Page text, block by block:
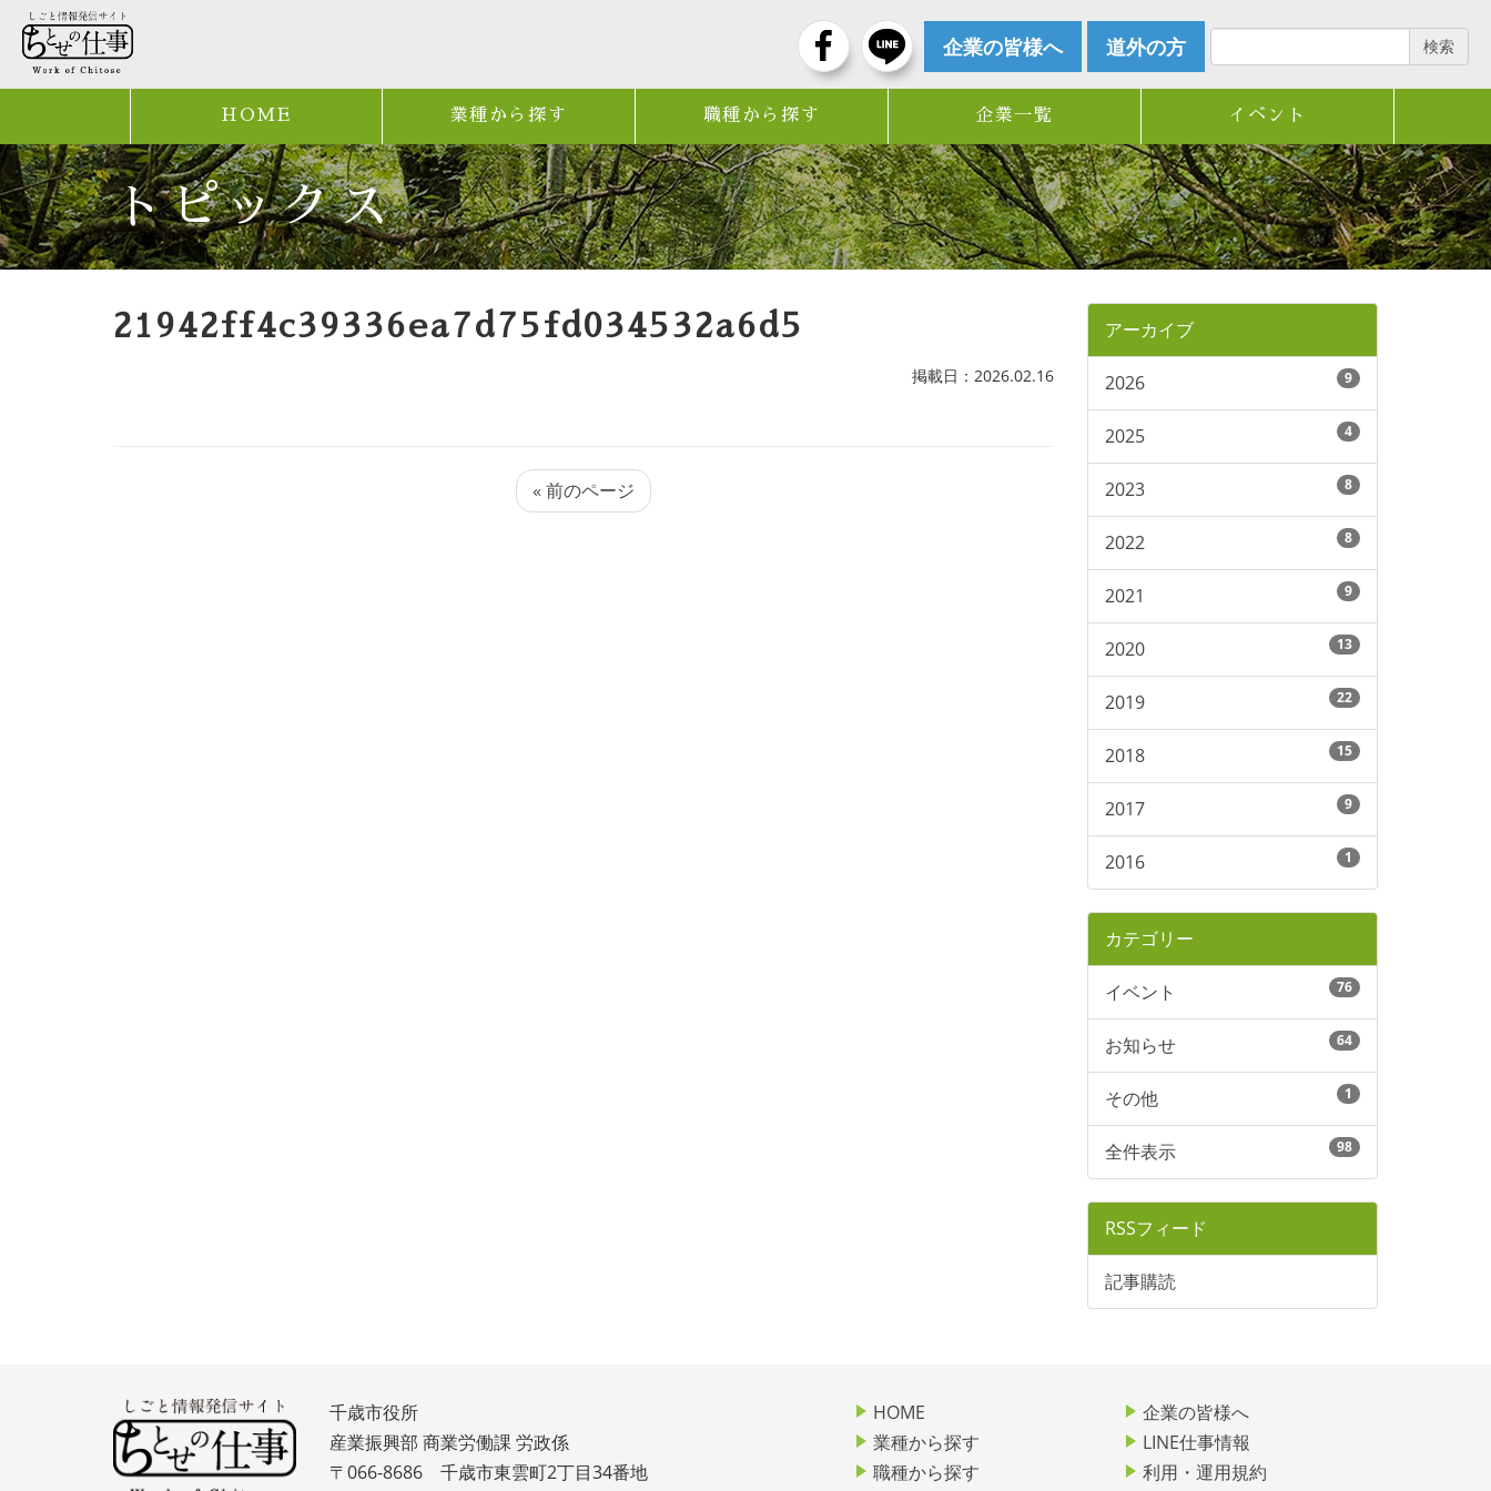
企業の皆様へ 道外の方 検索
HOME 業種から探す 職種から探す 企業一覧 イベント
トピックス
21942ff4c39336ea7d75fd034532a6d5
掲載日：2026.02.16
« 前のページ
アーカイブ
2026 9
2025 4
2023 8
2022 8
2021 9
2020 13
2019 22
2018 15
2017 9
2016 1
カテゴリー
イベント 76
お知らせ 64
その他 1
全件表示 98
RSSフィード
記事購読
千歳市役所
産業振興部 商業労働課 労政係
〒066-8686 千歳市東雲町2丁目34番地
HOME
業種から探す
職種から探す
企業の皆様へ
LINE仕事情報
利用・運用規約